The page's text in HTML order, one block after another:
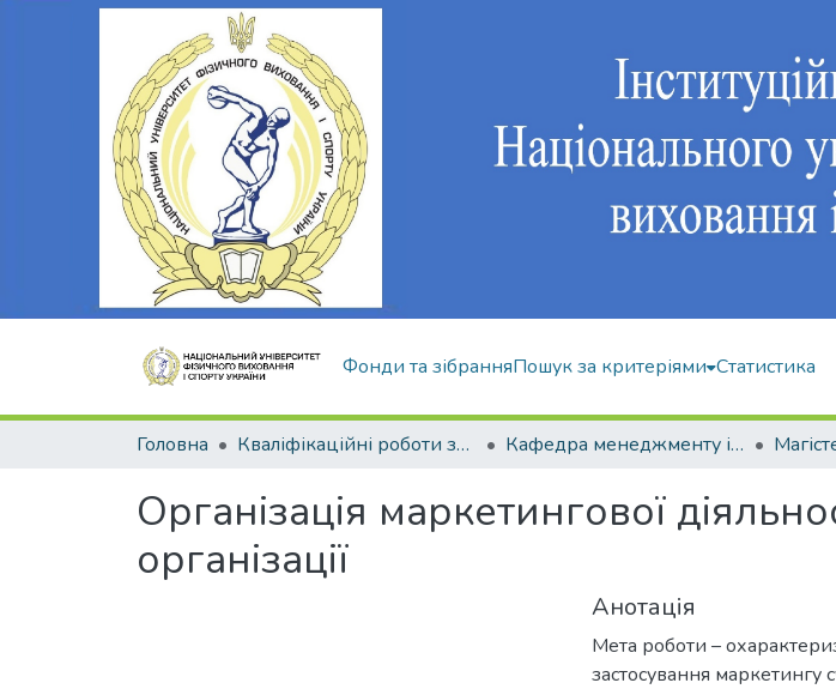
Фонди та зібранняПошук за критеріями Статистика
Головна Кваліфікаційні роботи здобувачів вищої освіти Кафедра менеджменту і економіки спорту
Організація маркетингової
організації
Анотація
Мета роботи –
застосування маркетингу